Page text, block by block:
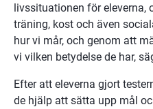
livssituationen för eleverna,
träning, kost och även
hur vi mår, och genom att
vi vilken betydelse de har,
Efter att eleverna gjort
de hjälp att sätta upp mål